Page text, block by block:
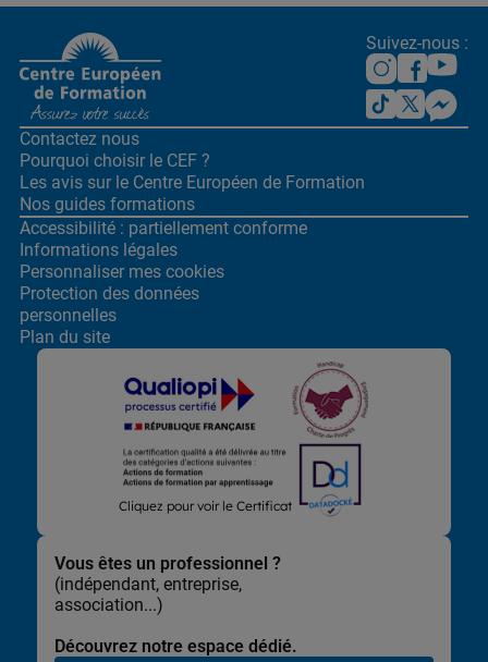
Suivez-nous :
Cliquez pour voir le Certificat
Contactez nous
Pourquoi choisir le CEF ?
Les avis sur le Centre Européen de Formation
Nos guides formations
Accessibilité : partiellement conforme
Informations légales
Personnaliser mes cookies
Protection des données
personnelles
Plan du site
Vous êtes un professionnel ?
(indépendant, entreprise,
association...)
Découvrez notre espace dédié.
Lors de la navigation sur notre site, nous recueillons et traitons
des données vous concernant qui nous permettent de vous
de vous adresser, directement ou via des partenaires, des
communications et publicités personnalisées et de mesurer
leur efficacité. Elles nous permettent également d’adapter le
contenu de notre site à vos préférences, de vous faciliter le
statistiques.